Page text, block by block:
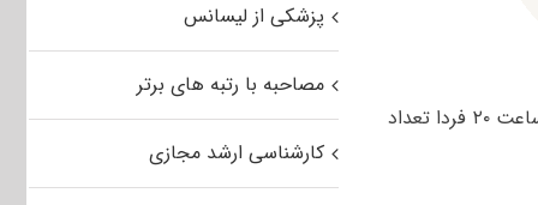
مشاور عالی سازمان سنجش با اشاره به اعلام نتایج اولیه آزمون کارشناسی ارشد از ساعت ۲۰ فردا تعداد
پزشکی از لیسانس
مصاحبه با رتبه های برتر
کارشناسی ارشد مجازی